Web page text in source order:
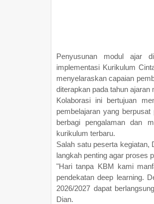
Penyusunan modul ajar
implementasi Kurikulum
menyelaraskan capaian
diterapkan pada tahun ajaran
Kolaborasi ini bertujuan
pembelajaran yang
berbagi pengalaman dan
kurikulum terbaru.
Salah satu peserta kegiatan,
langkah penting agar proses
"Hari tanpa KBM kami
pendekatan deep learning.
2026/2027 dapat
Dian.